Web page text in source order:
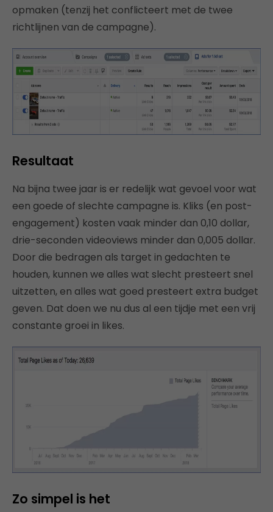
opmaken (tenzij het conflicteert met de twee
richtlijnen van de campagne).
Resultaat
Na bijna twee jaar is er redelijk wat gevoel voor wat
een goede of slechte campagne is. Kliks (en post-
engagement) kosten vaak minder dan 0,10 dollar,
drie-seconden videoviews minder dan 0,005 dollar.
Door die bedragen als target in gedachten te
houden, kunnen we alles wat slecht presteert snel
uitzetten, en alles wat goed presteert extra budget
geven. Dat doen we nu dus al een tijdje met een vrij
constante groei in likes.
Zo simpel is het